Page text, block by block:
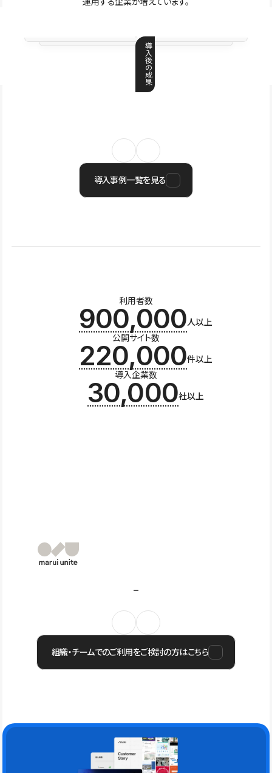
導
入
後
の
成
果
導入事例一覧を見る
利用者数
900,000人以上
公開サイト数
220,000件以上
導入企業数
30,000社以上
組織・チームでのご利用をご検討の方はこちら